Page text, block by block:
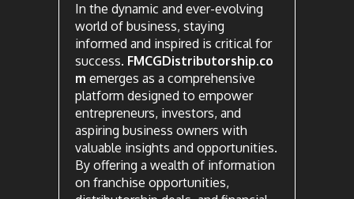
In the dynamic and ever-evolving
world of business, staying
informed and inspired is critical for
success. FMCGDistributorship.co
m emerges as a comprehensive
platform designed to empower
entrepreneurs, investors, and
aspiring business owners with
valuable insights and opportunities.
By offering a wealth of information
on franchise opportunities,